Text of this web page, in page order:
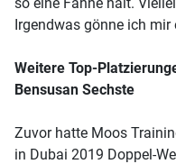
Irgendwas gönne ich mir
Weitere Top-
Bensusan Sechste
Zuvor hatte Moos
in Dubai 2019 Doppel-